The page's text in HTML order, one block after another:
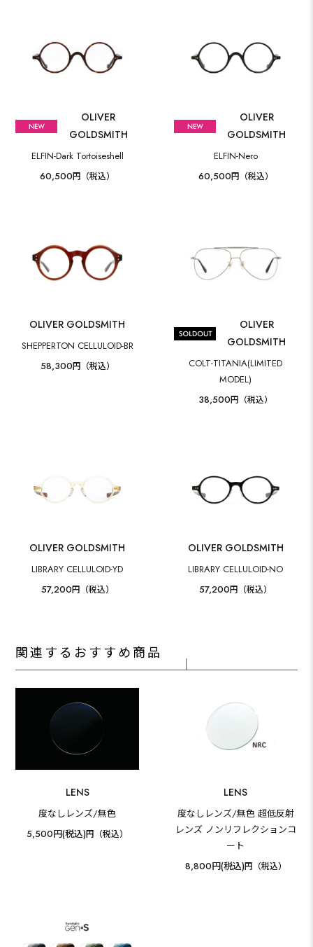
OLIVER
GOLDSMITH
ELFIN-Dark Tortoiseshell
60,500円（税込）
OLIVER
GOLDSMITH
ELFIN-Nero
60,500円（税込）
OLIVER GOLDSMITH
SHEPPERTON CELLULOID-BR
58,300円（税込）
OLIVER
GOLDSMITH
COLT-TITANIA(LIMITED
MODEL)
38,500円（税込）
OLIVER GOLDSMITH
LIBRARY CELLULOID-YD
57,200円（税込）
OLIVER GOLDSMITH
LIBRARY CELLULOID-NO
57,200円（税込）
関連するおすすめ商品
LENS
度なしレンズ/無色
5,500円(税込)円（税込）
LENS
度なしレンズ/無色 超低反射
レンズ ノンリフレクションコ
ート
8,800円(税込)円（税込）